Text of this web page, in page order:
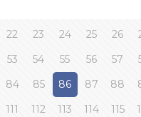
22 23 24 25 26
53 54 55 56 57
84 85 86 87 88
111 112 113 114 115